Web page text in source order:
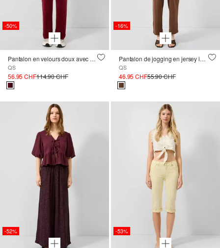
-50%
Pantalon en velours doux avec logo brodé ; QS x Von Dutch
QS
56.95 CHF114.90 CHF
-16%
Pantalon de jogging en jersey interlock
QS
46.95 CHF55.90 CHF
-52% -53%